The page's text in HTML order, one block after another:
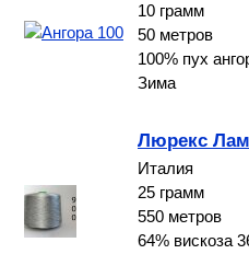
10 грамм
50 метров
100% пух
Зима
Люрекс
Италия
25 грамм
550 метров
64% вискоза